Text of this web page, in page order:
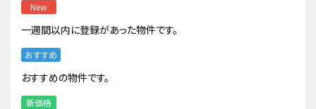
New
一週間以内に登録があった物件です。
おすすめ
おすすめの物件です。
新価格